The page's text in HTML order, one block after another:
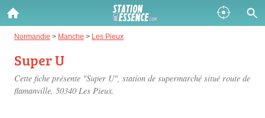
Normandie > Manche > Les Pieux
Super U
Cette fiche présente "Super U", station de supermarché situé route de
flamanville, 50340 Les Pieux.
Gazole :
Disponible
SP 98 :